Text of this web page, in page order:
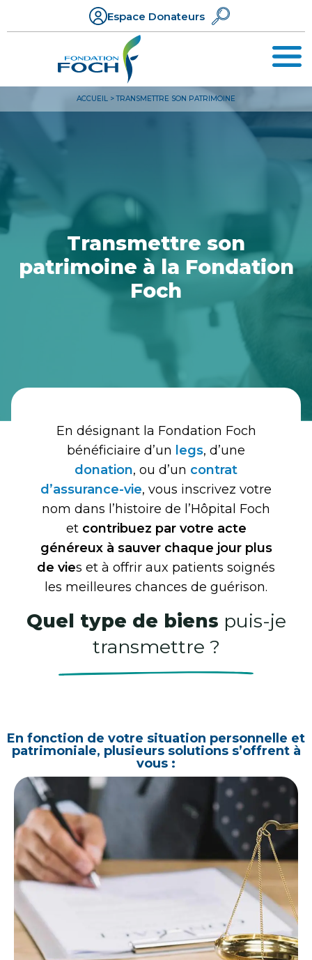
Espace Donateurs
ACCUEIL >TRANSMETTRE SON PATRIMOINE
Transmettre son
patrimoine à la Fondation
Foch
En désignant la Fondation Foch
bénéficiaire d’un legs, d’une
donation, ou d’un contrat
d’assurance-vie, vous inscrivez votre
nom dans l’histoire de l’Hôpital Foch
et contribuez par votre acte
généreux à sauver chaque jour plus
de vies et à offrir aux patients soignés
les meilleures chances de guérison.
Quel type de biens puis-je
transmettre ?
En fonction de votre situation personnelle et
patrimoniale, plusieurs solutions s’offrent à
vous :